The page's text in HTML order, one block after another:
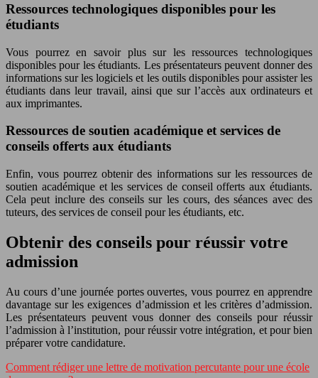
Ressources technologiques disponibles pour les
étudiants
Vous pourrez en savoir plus sur les ressources technologiques
disponibles pour les étudiants. Les présentateurs peuvent donner des
informations sur les logiciels et les outils disponibles pour assister les
étudiants dans leur travail, ainsi que sur l’accès aux ordinateurs et
aux imprimantes.
Ressources de soutien académique et services de
conseils offerts aux étudiants
Enfin, vous pourrez obtenir des informations sur les ressources de
soutien académique et les services de conseil offerts aux étudiants.
Cela peut inclure des conseils sur les cours, des séances avec des
tuteurs, des services de conseil pour les étudiants, etc.
Obtenir des conseils pour réussir votre
admission
Au cours d’une journée portes ouvertes, vous pourrez en apprendre
davantage sur les exigences d’admission et les critères d’admission.
Les présentateurs peuvent vous donner des conseils pour réussir
l’admission à l’institution, pour réussir votre intégration, et pour bien
préparer votre candidature.
Comment rédiger une lettre de motivation percutante pour une école